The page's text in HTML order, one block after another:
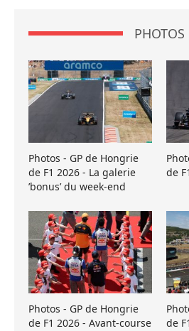
PHOTOS
Photos - GP de Hongrie
de F1 2026 - La galerie
’bonus’ du week-end
de
Photos - GP de Hongrie
de F1 2026 - Avant-course
de